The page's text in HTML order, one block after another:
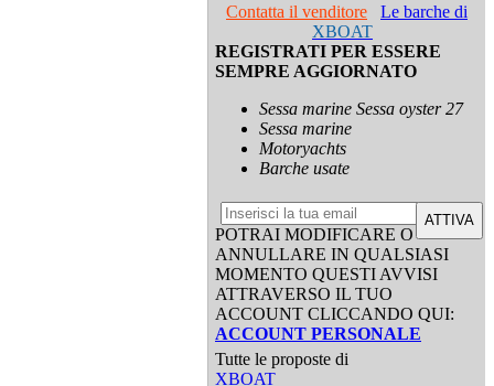
Contatta il venditore
Le barche di
XBOAT
REGISTRATI PER ESSERE
SEMPRE AGGIORNATO
Sessa marine Sessa oyster 27
Sessa marine
Motoryachts
Barche usate
ATTIVA
POTRAI MODIFICARE O
ANNULLARE IN QUALSIASI
MOMENTO QUESTI AVVISI
ATTRAVERSO IL TUO
ACCOUNT CLICCANDO QUI:
ACCOUNT PERSONALE
Tutte le proposte di
XBOAT